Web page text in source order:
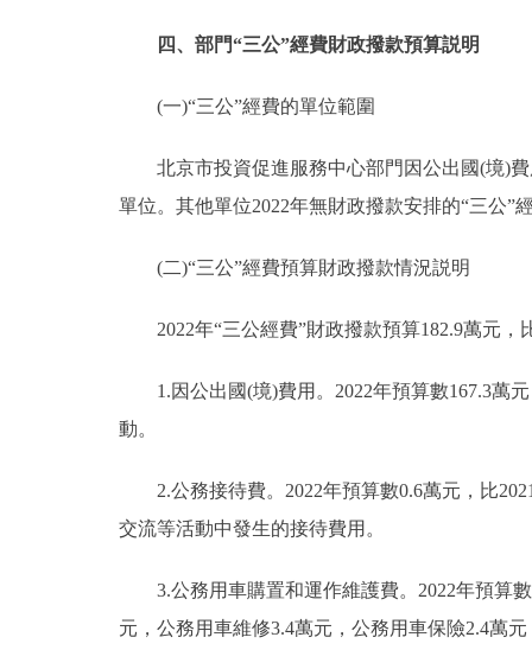
四、部門“三公”經費財政撥款預算説明
(一)“三公”經費的單位範圍
北京市投資促進服務中心部門因公出國(境)費
單位。其他單位2022年無財政撥款安排的“三公”
(二)“三公”經費預算財政撥款情況説明
2022年“三公經費”財政撥款預算182.9萬元，
1.因公出國(境)費用。2022年預算數167.3萬元
動。
2.公務接待費。2022年預算數0.6萬元，比
交流等活動中發生的接待費用。
3.公務用車購置和運作維護費。2022年預算數
元，公務用車維修3.4萬元，公務用車保險2.4萬